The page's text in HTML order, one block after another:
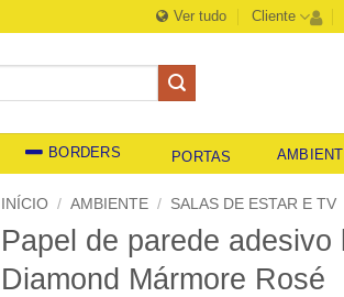
Ver tudo Cliente
BORDERS PORTAS
INÍCIO / AMBIENTE / SALAS DE ESTAR E TV
Papel de parede
Diamond Mármore Rosé